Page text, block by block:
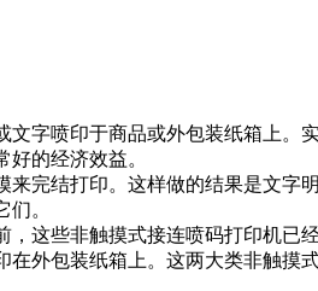
字喷印于商品或外包装纸箱上。
的经济效益。
完结打印。这样做的结果是文字
。
这些非触摸式接连喷码打印机已
外包装纸箱上。这两大类非触摸